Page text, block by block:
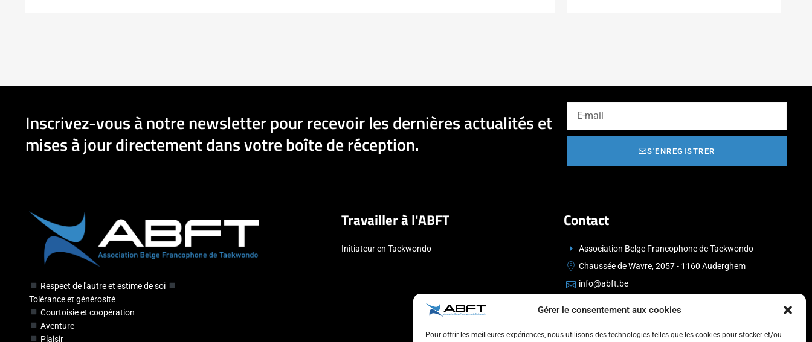
Gérer le consentement aux cookies
Pour offrir les meilleures expériences, nous utilisons des technologies telles que les cookies pour stocker et/ou
Inscrivez-vous à notre newsletter pour recevoir les dernières actualités et
mises à jour directement dans votre boîte de réception.
S'ENREGISTRER
Respect de l'autre et estime de soi
Tolérance et générosité
Courtoisie et coopération
Aventure
Plaisir
Travailler à l'ABFT
Initiateur en Taekwondo
Contact
Association Belge Francophone de Taekwondo
Chaussée de Wavre, 2057 - 1160 Auderghem
info@abft.be